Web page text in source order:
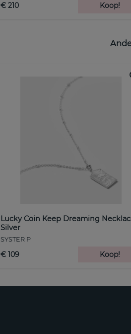
€ 210 Koop!
Lucky Coin Keep Dreaming
Silver
SYSTER P
€ 109 Koop!